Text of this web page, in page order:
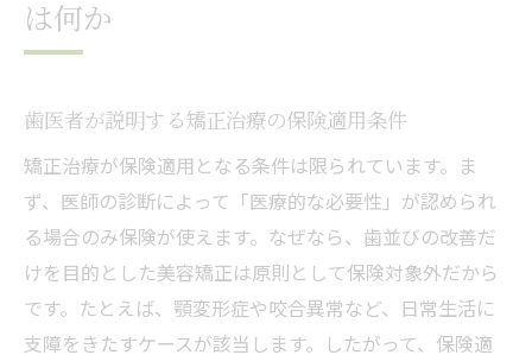
は何か
歯医者が説明する矯正治療の保険適用条件
矯正治療が保険適用となる条件は限られています。ま
ず、医師の診断によって「医療的な必要性」が認められ
る場合のみ保険が使えます。なぜなら、歯並びの改善だ
けを目的とした美容矯正は原則として保険対象外だから
です。たとえば、顎変形症や咬合異常など、日常生活に
支障をきたすケースが該当します。したがって、保険適